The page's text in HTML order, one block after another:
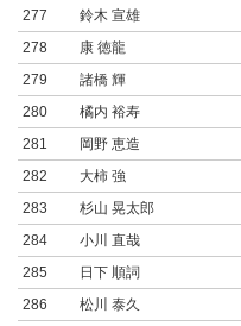
277
鈴木 宣雄
278
康 徳龍
279
諸橋 輝
280
橘内 裕寿
281
岡野 恵造
282
大柿 強
283
杉山 晃太郎
284
小川 直哉
285
日下 順詞
286
松川 泰久